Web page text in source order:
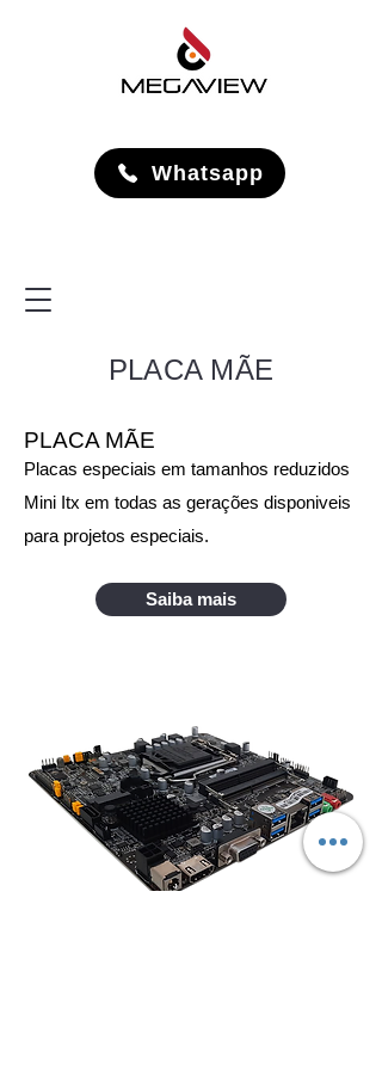
Whatsapp
PLACA MÃE
PLACA MÃE
Placas especiais em tamanhos reduzidos
Mini Itx em todas as gerações disponiveis
para projetos especiais.
Saiba mais